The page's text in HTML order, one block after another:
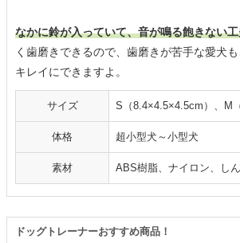
なかに鈴が入っていて、音が鳴る飽きない
く歯磨きできるので、歯磨きが苦手な愛犬
キレイにできますよ。
サイズ S（8.4×4.5×4.5cm）、M
体格 超小型犬～小型犬
素材 ABS樹脂、ナイロン、し
ドッグトレーナーおすすめ商品！